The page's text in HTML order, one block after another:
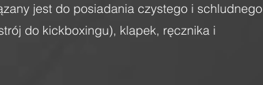
jest do posiadania czystego i schludnego
do kickboxingu), klapek, ręcznika i